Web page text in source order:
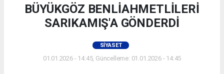
BÜYÜKGÖZ BENLİAHMETLİLERİ
SARIKAMIŞ'A GÖNDERDİ
SIYASET
01.01.2026 - 14:45, Güncelleme: 01.01.2026 - 14:45